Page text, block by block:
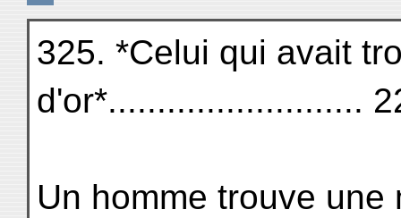
325. *Celui qui avait
d'or*..........................
Un homme trouve